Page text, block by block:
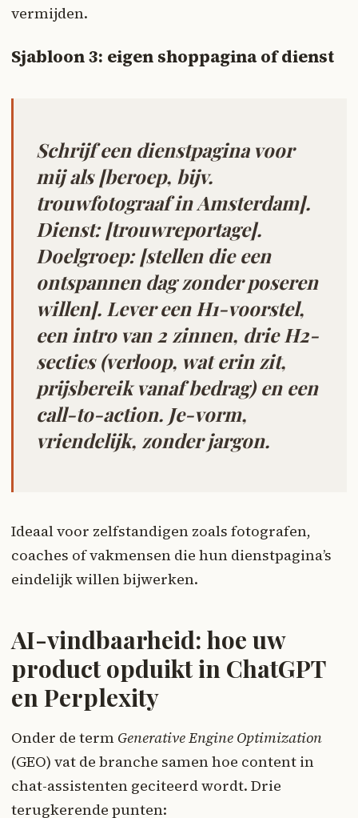
vermijden.
Sjabloon 3: eigen shoppagina of dienst
Schrijf een dienstpagina voor
mij als [beroep, bijv.
trouwfotograaf in Amsterdam].
Dienst: [trouwreportage].
Doelgroep: [stellen die een
ontspannen dag zonder poseren
willen]. Lever een H1-voorstel,
een intro van 2 zinnen, drie H2-
secties (verloop, wat erin zit,
prijsbereik vanaf bedrag) en een
call-to-action. Je-vorm,
vriendelijk, zonder jargon.
Ideaal voor zelfstandigen zoals fotografen,
coaches of vakmensen die hun dienstpagina’s
eindelijk willen bijwerken.
AI-vindbaarheid: hoe uw
product opduikt in ChatGPT
en Perplexity
Onder de term Generative Engine Optimization
(GEO) vat de branche samen hoe content in
chat-assistenten geciteerd wordt. Drie
terugkerende punten: